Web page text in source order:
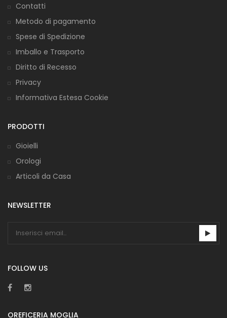
Contatti
Metodo di pagamento
Spese di Spedizione
Imballo e Trasporto
Diritto di Recesso
Privacy
Informativa Estesa Cookie
PRODOTTI
Gioielli
Orologi
Articoli da Casa
NEWSLETTER
FOLLOW US
OREFICERIA MOGLIA